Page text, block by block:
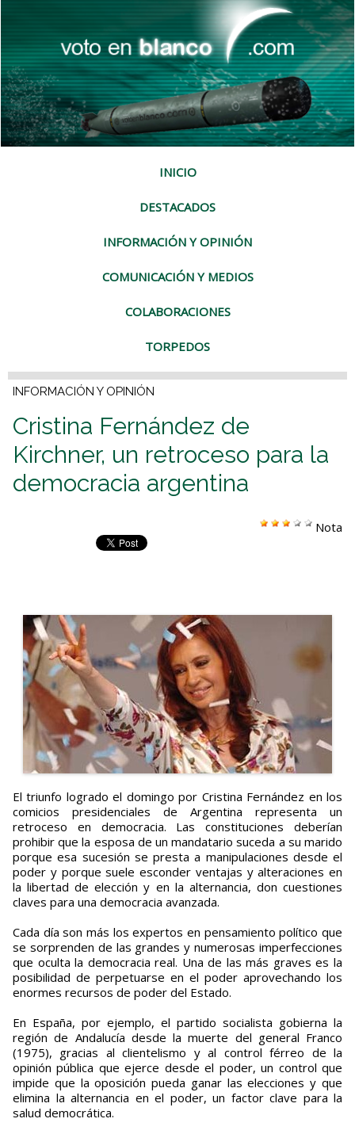
INICIO
DESTACADOS
INFORMACIÓN Y OPINIÓN
COMUNICACIÓN Y MEDIOS
COLABORACIONES
TORPEDOS
INFORMACIÓN Y OPINIÓN
Cristina Fernández de
Kirchner, un retroceso para la
democracia argentina
Nota
El triunfo logrado el domingo por Cristina Fernández en los
comicios presidenciales de Argentina representa un
retroceso en democracia. Las constituciones deberían
prohibir que la esposa de un mandatario suceda a su marido
porque esa sucesión se presta a manipulaciones desde el
poder y porque suele esconder ventajas y alteraciones en
la libertad de elección y en la alternancia, don cuestiones
claves para una democracia avanzada.
Cada día son más los expertos en pensamiento político que
se sorprenden de las grandes y numerosas imperfecciones
que oculta la democracia real. Una de las más graves es la
posibilidad de perpetuarse en el poder aprovechando los
enormes recursos de poder del Estado.
En España, por ejemplo, el partido socialista gobierna la
región de Andalucía desde la muerte del general Franco
(1975), gracias al clientelismo y al control férreo de la
opinión pública que ejerce desde el poder, un control que
impide que la oposición pueda ganar las elecciones y que
elimina la alternancia en el poder, un factor clave para la
salud democrática.